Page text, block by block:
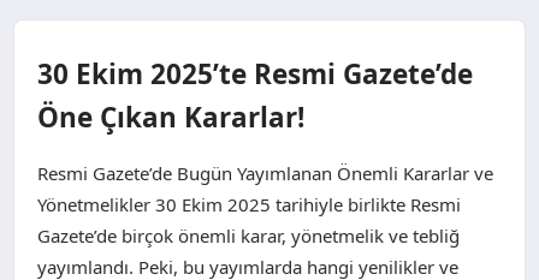
POLITIKA
GÜNCEL
KÜLTÜR SANAT
SAĞLIK
30 Ekim 2025’te Resmi Gazete’de
Öne Çıkan Kararlar!
Resmi Gazete’de Bugün Yayımlanan Önemli Kararlar ve
Yönetmelikler 30 Ekim 2025 tarihiyle birlikte Resmi
Gazete’de birçok önemli karar, yönetmelik ve tebliğ
yayımlandı. Peki, bu yayımlarda hangi yenilikler ve